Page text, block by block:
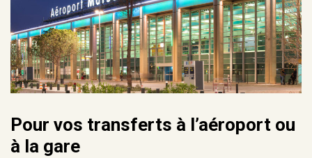
Pour vos transferts à l’aéroport ou
à la gare